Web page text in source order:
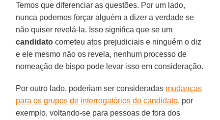
Temos que diferenciar as questões. Por um lado,
nunca podemos forçar alguém a dizer a verdade se
não quiser revelá-la. Isso significa que se um
candidato cometeu atos prejudiciais e ninguém o diz
e ele mesmo não os revela, nenhum processo de
nomeação de bispo pode levar isso em consideração.
Por outro lado, poderiam ser consideradas mudanças
para os grupos de interrogatórios do candidato, por
exemplo, voltando-se para pessoas de fora dos